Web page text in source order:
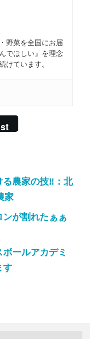
野菜を全国にお届
でほしい』を理念
けています。
農家の技‼️：北
家
が割れたぁぁ
ールアカデミ
す